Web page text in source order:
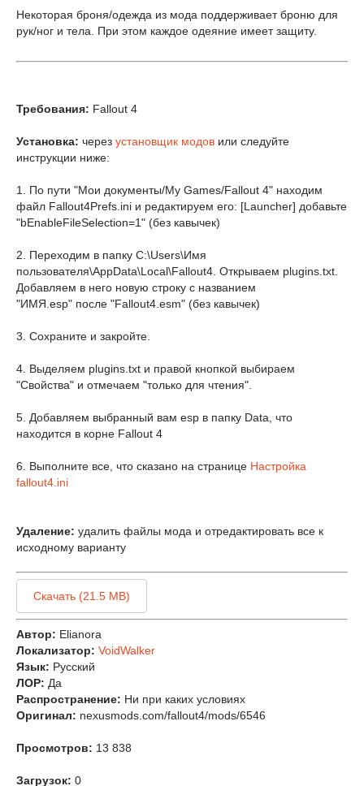
Некоторая броня/одежда из мода поддерживает броню для
рук/ног и тела. При этом каждое одеяние имеет защиту.
Требования: Fallout 4
Установка: через установщик модов или следуйте
инструкции ниже:
1. По пути "Мои документы/My Games/Fallout 4" находим
файл Fallout4Prefs.ini и редактируем его: [Launcher] добавьте
"bEnableFileSelection=1" (без кавычек)
2. Переходим в папку C:\Users\Имя
пользователя\AppData\Local\Fallout4. Открываем plugins.txt.
Добавляем в него новую строку с названием
"ИМЯ.esp" после "Fallout4.esm" (без кавычек)
3. Сохраните и закройте.
4. Выделяем plugins.txt и правой кнопкой выбираем
"Свойства" и отмечаем "только для чтения".
5. Добавляем выбранный вам esp в папку Data, что
находится в корне Fallout 4
6. Выполните все, что сказано на странице Настройка
fallout4.ini
Удаление: удалить файлы мода и отредактировать все к
исходному варианту
Скачать (21.5 MB)
Автор: Elianora
Локализатор: VoidWalker
Язык: Русский
ЛОР: Да
Распространение: Ни при каких условиях
Оригинал: nexusmods.com/fallout4/mods/6546
Просмотров: 13 838
Загрузок: 0